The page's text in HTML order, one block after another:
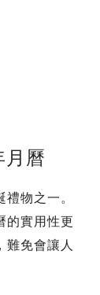
月曆
物之一。
的實用性更
難免會讓人